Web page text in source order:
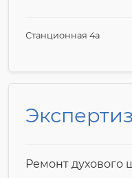
Станционная 4а
Ремонт духового